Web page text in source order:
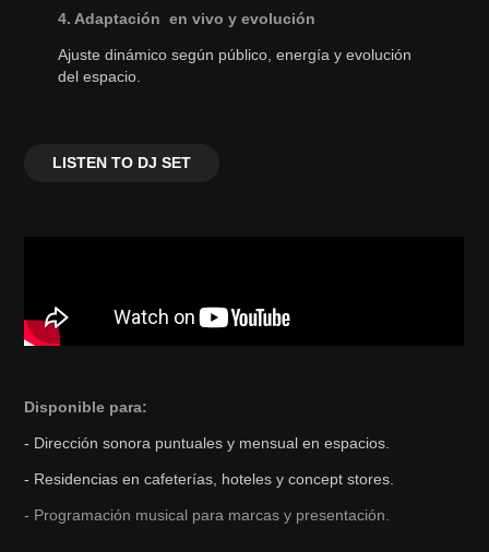
4. Adaptación en vivo y evolución
Ajuste dinámico según público, energía y evolución
del espacio.
LISTEN TO DJ SET
Disponible para:
- Dirección sonora puntuales y mensual en espacios.
- Residencias en cafeterías, hoteles y concept stores.
- Programación musical para marcas y presentación.